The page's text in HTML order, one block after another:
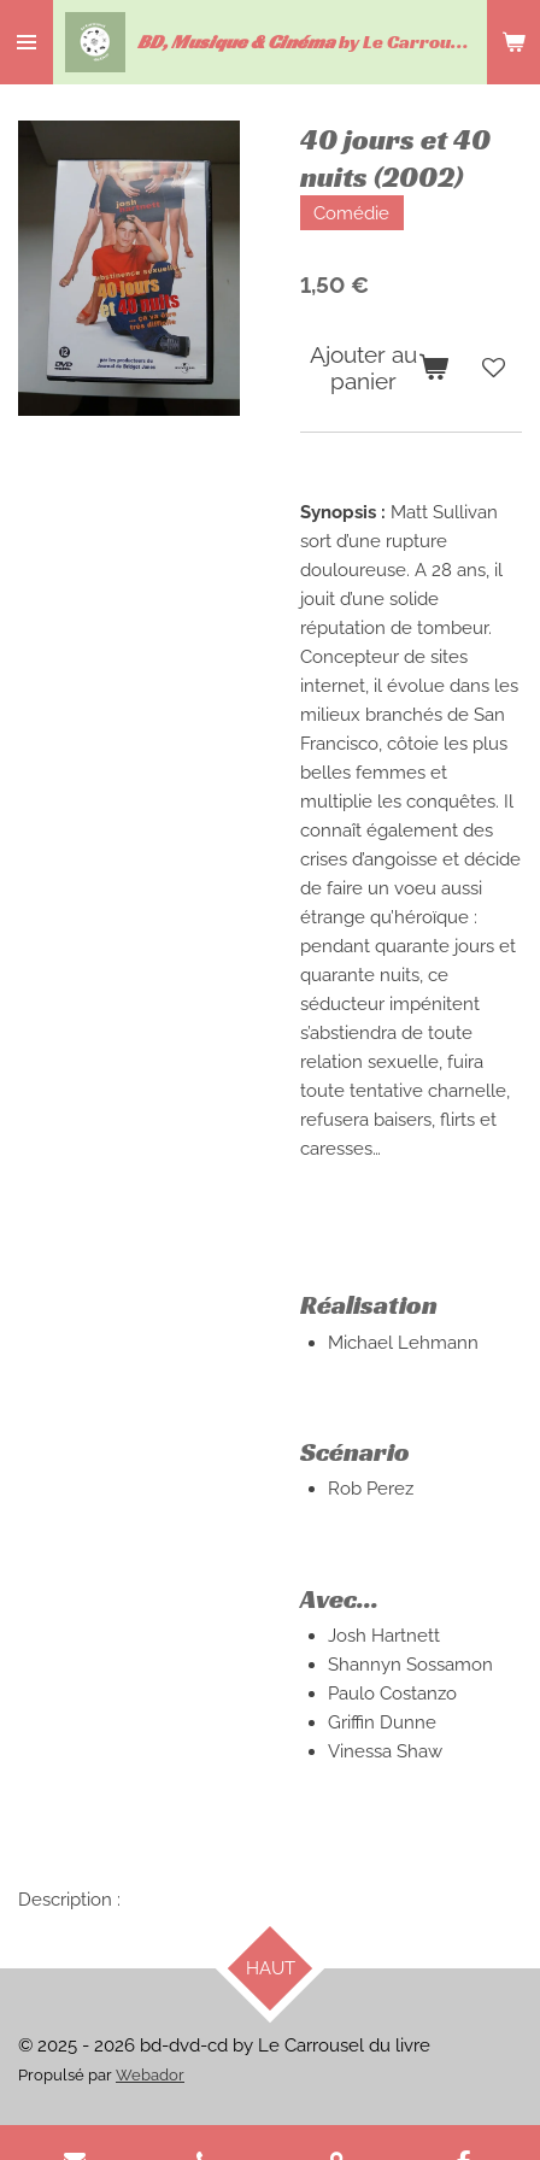
au
contenu
BD, Musique & Cinémaby Le Carrousel du livre
40 jours et 40
nuits (2002)
Comédie
1,50 €
Ajouter au
panier
Synopsis : Matt Sullivan
sort d’une rupture
douloureuse. A 28 ans, il
jouit d’une solide
réputation de tombeur.
Concepteur de sites
internet, il évolue dans les
milieux branchés de San
Francisco, côtoie les plus
belles femmes et
multiplie les conquêtes. Il
connaît également des
crises d’angoisse et décide
de faire un voeu aussi
étrange qu’héroïque :
pendant quarante jours et
quarante nuits, ce
séducteur impénitent
s’abstiendra de toute
relation sexuelle, fuira
toute tentative charnelle,
refusera baisers, flirts et
caresses…
Réalisation
Michael Lehmann
Scénario
Rob Perez
Avec...
Josh Hartnett
Shannyn Sossamon
Paulo Costanzo
Griffin Dunne
Vinessa Shaw
Description :
HAUT
© 2025 - 2026 bd-dvd-cd by Le Carrousel du livre
Propulsé par Webador